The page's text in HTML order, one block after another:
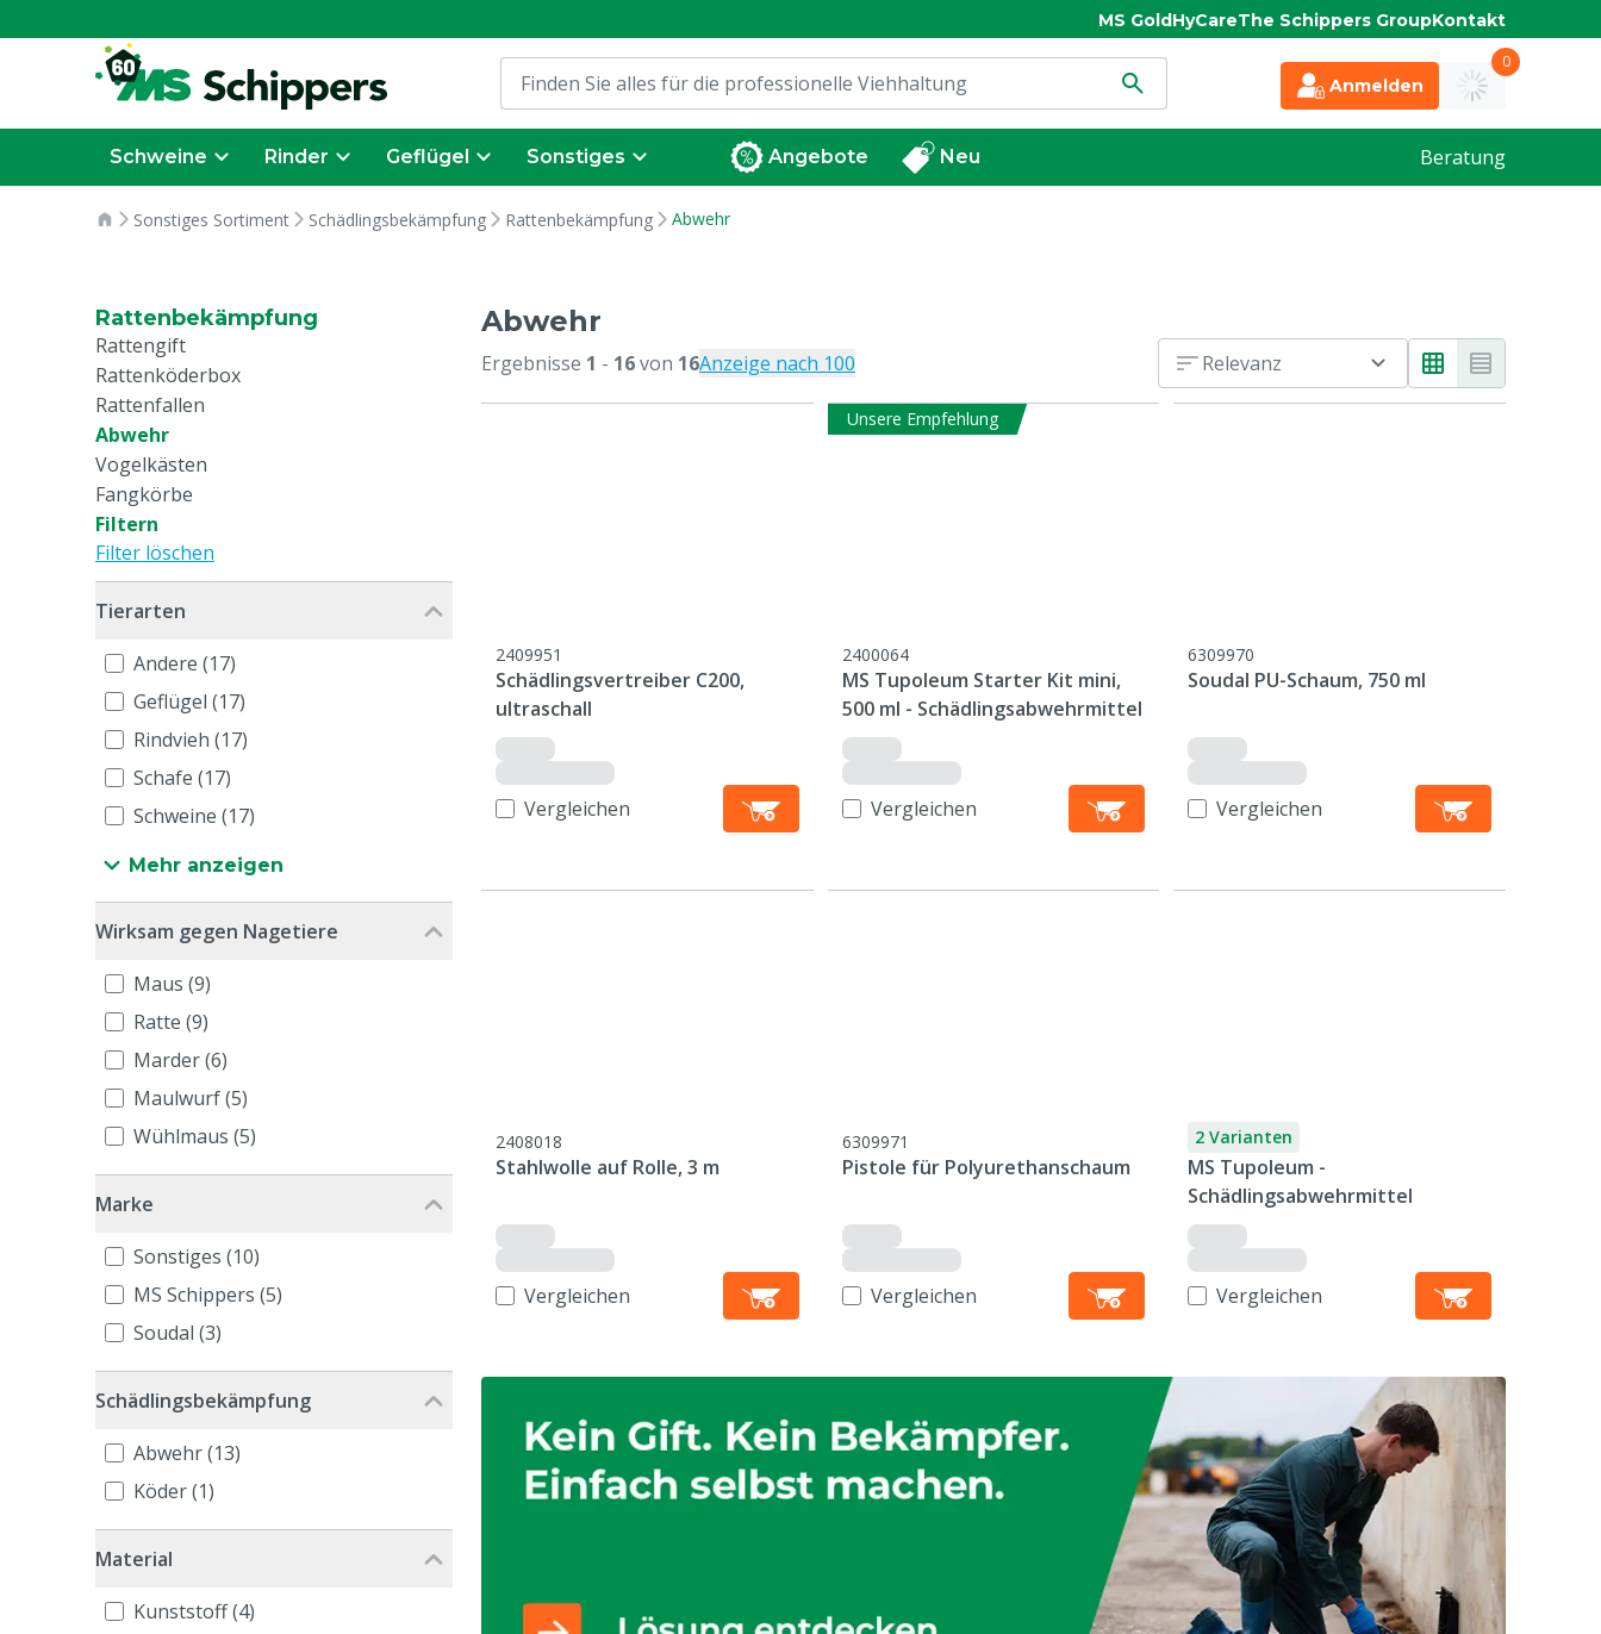
MS GoldHyCareThe Schippers GroupKontakt
Anmelden
0
Schweine Rinder Geflügel Sonstiges Angebote Neu Beratung
Sonstiges Sortiment Schädlingsbekämpfung Rattenbekämpfung Abwehr
Rattenbekämpfung
Rattengift
Rattenköderbox
Rattenfallen
Abwehr
Vogelkästen
Fangkörbe
Filtern
Filter löschen
Tierarten
Andere (17)
Geflügel (17)
Rindvieh (17)
Schafe (17)
Schweine (17)
Mehr anzeigen
Wirksam gegen Nagetiere
Maus (9)
Ratte (9)
Marder (6)
Maulwurf (5)
Wühlmaus (5)
Marke
Sonstiges (10)
MS Schippers (5)
Soudal (3)
Schädlingsbekämpfung
Abwehr (13)
Köder (1)
Material
Kunststoff (4)
Abwehr
Ergebnisse 1 - 16von 16Anzeige nach 100 Relevanz
2409951
Schädlingsvertreiber C200,
ultraschall
Vergleichen
Unsere Empfehlung
2400064
MS Tupoleum Starter Kit mini,
500 ml - Schädlingsabwehrmittel
Vergleichen
6309970
Soudal PU-Schaum, 750 ml
Vergleichen
2408018
Stahlwolle auf Rolle, 3 m
Vergleichen
6309971
Pistole für Polyurethanschaum
Vergleichen
2 Varianten
MS Tupoleum -
Schädlingsabwehrmittel
Vergleichen